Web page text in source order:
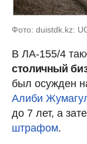
Фото: duistdk.kz:
В ЛА-155/4
столичный
был осужден
Алиби
до 7 лет, а
штрафом.